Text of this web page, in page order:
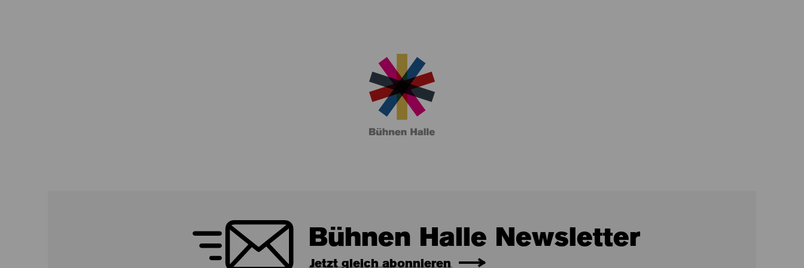
Bühnen Halle Newsletter
Jetzt gleich abonnieren